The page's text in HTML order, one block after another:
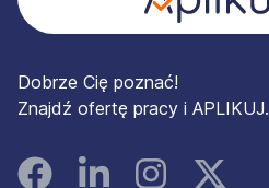
Dobrze Cię poznać!
Znajdź ofertę pracy i APLIKUJ.
FacebookLinked InInstagramInstagram